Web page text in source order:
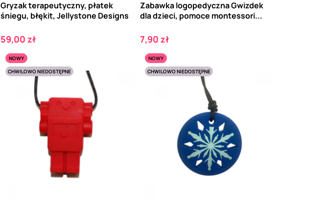
Gryzak terapeutyczny, płatek
śniegu, błękit, Jellystone Designs
Cena
59,00 zł
Zabawka logopedyczna Gwizdek
dla dzieci, pomoce montessori...
Cena
7,90 zł
NOWY
CHWILOWO NIEDOSTĘPNE
NOWY
CHWILOWO NIEDOSTĘPNE